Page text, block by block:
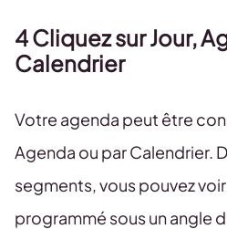
4 Cliquez sur Jour,
Calendrier
Votre agenda peut être
Agenda ou par Calendrier.
segments, vous pouvez
programmé sous un angle